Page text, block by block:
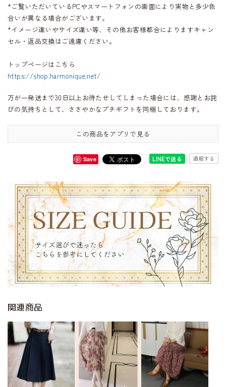
*ご覧いただいているPCやスマートフォンの画面により実物と多少色
合いが異なる場合がございます。
*イメージ違いやサイズ違い等、その他お客様都合によりますキャン
セル・返品交換はご遠慮ください。
トップページはこちら
https://shop.harmonique.net/
万が一発送まで30日以上お待たせしてしまった場合には、感謝とお詫
びの気持ちとして、ささやかなプチギフトを同梱しております。
この商品をアプリで見る
Save LINEで送る 通報する
関連商品